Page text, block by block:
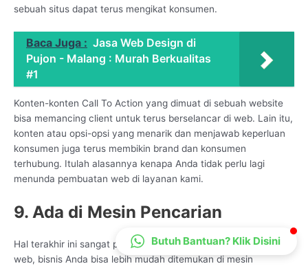
sebuah situs dapat terus mengikat konsumen.
Baca Juga : Jasa Web Design di
Pujon - Malang : Murah Berkualitas
#1
Konten-konten Call To Action yang dimuat di sebuah website
bisa memancing client untuk terus berselancar di web. Lain itu,
konten atau opsi-opsi yang menarik dan menjawab keperluan
konsumen juga terus membikin brand dan konsumen
terhubung. Itulah alasannya kenapa Anda tidak perlu lagi
menunda pembuatan web di layanan kami.
9. Ada di Mesin Pencarian
Hal terakhir ini sangat penting karena melalui keberadaan situs
web, bisnis Anda bisa lebih mudah ditemukan di mesin
Butuh Bantuan? Klik Disini